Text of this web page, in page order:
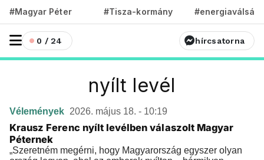
#Magyar Péter #Tisza-kormány #energiaválság
0 / 24 hírcsatorna
nyílt levél
Vélemények 2026. május 18. - 10:19
Krausz Ferenc nyílt levélben válaszolt Magyar
Péternek
„Szeretném megérni, hogy Magyarország egyszer olyan